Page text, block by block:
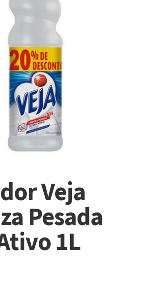
Veja
Pesada
1L